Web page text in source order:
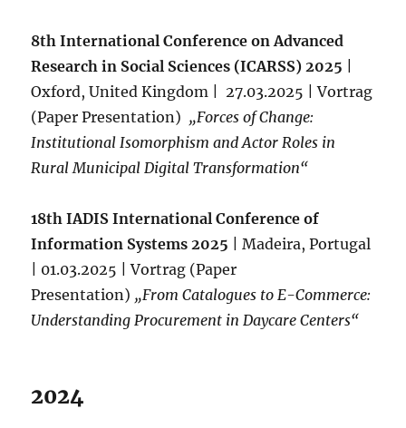
8th International Conference on Advanced
Research in Social Sciences (ICARSS) 2025
Oxford, United Kingdom | 27.03.2025 | Vortrag
(Paper Presentation) „Forces of Change:
Institutional Isomorphism and Actor Roles in
Rural Municipal Digital Transformation“
18th IADIS International Conference of
Information Systems 2025
| Madeira, Portugal
| 01.03.2025 | Vortrag (Paper
Presentation) „From Catalogues to E-Commerce:
Understanding Procurement in Daycare Centers“
2024